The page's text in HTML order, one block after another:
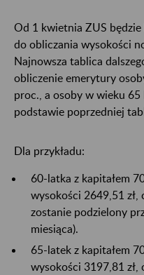
Od 1 kwietnia ZUS
do obliczania wysokości
Najnowsza tablica
obliczenie emerytury
proc., a osoby w wieku
podstawie poprzedniej
Dla przykładu:
60-latka z kapitałem
wysokości 2649,51 zł,
zostanie podzielony
miesiąca).
65-latek z kapitałem
wysokości 3197,81 zł,